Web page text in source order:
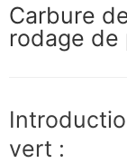
Carbure
rodage de
vert :